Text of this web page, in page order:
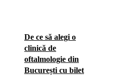
De ce să alegi o
clinică de
oftalmologie din
București cu bilet